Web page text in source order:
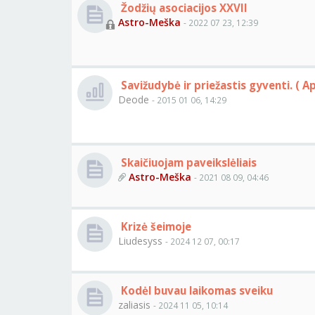
Žodžių asociacijos XXVII
Astro-Meška - 2022 07 23, 12:39
Savižudybė ir priežastis gyventi. (
Deode - 2015 01 06, 14:29
Skaičiuojam paveikslėliais
Astro-Meška - 2021 08 09, 04:46
Krizė šeimoje
Liudesyss - 2024 12 07, 00:17
Kodėl buvau laikomas sveiku
zaliasis - 2024 11 05, 10:14